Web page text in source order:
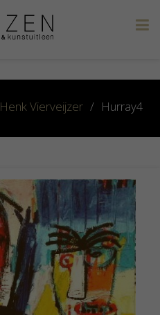
Henk Vierveijzer / Hurray4